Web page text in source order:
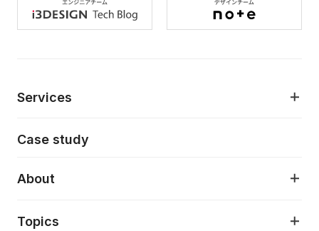
Services
AI駆動開発支援
Case study
About
About
Topics